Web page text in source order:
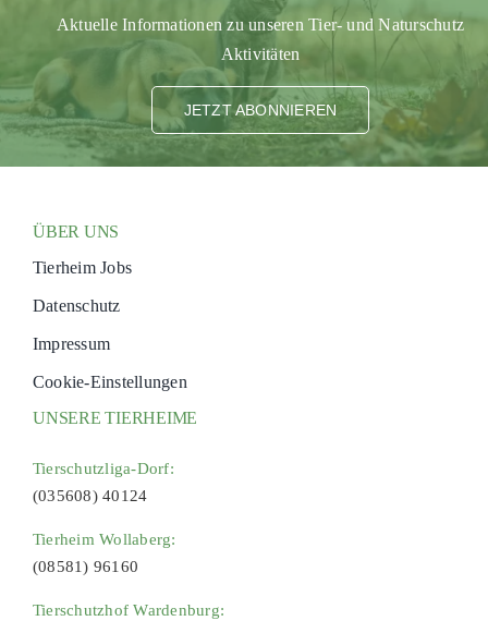
Aktuelle Informationen zu unseren Tier- und Naturschutz
Aktivitäten
JETZT ABONNIEREN
ÜBER UNS
Tierheim Jobs
Datenschutz
Impressum
Cookie-Einstellungen
UNSERE TIERHEIME
Tierschutzliga-Dorf:
(035608) 40124
Tierheim Wollaberg:
(08581) 96160
Tierschutzhof Wardenburg: